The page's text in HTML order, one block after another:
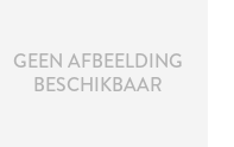
GEEN AFBEELDING
BESCHIKBAAR